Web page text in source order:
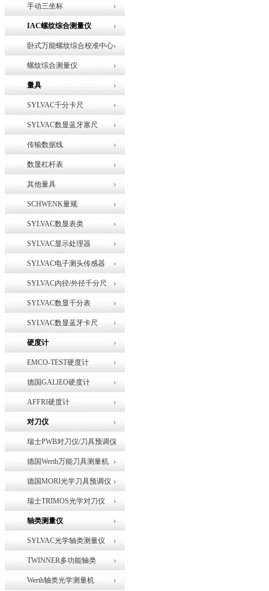
手动三坐标
IAC螺纹综合测量仪
卧式万能螺纹综合校准中心
螺纹综合测量仪
量具
SYLVAC千分卡尺
SYLVAC数显蓝牙塞尺
传输数据线
数显杠杆表
其他量具
SCHWENK量规
SYLVAC数显表类
SYLVAC显示处理器
SYLVAC电子测头传感器
SYLVAC内径/外径千分尺
SYLVAC数显千分表
SYLVAC数显蓝牙卡尺
硬度计
EMCO-TEST硬度计
德国GALIEO硬度计
AFFRI硬度计
对刀仪
瑞士PWB对刀仪/刀具预调仪
德国Werth万能刀具测量机
德国MORI光学刀具预调仪
瑞士TRIMOS光学对刀仪
轴类测量仪
SYLVAC光学轴类测量仪
TWINNER多功能轴类
Werth轴类光学测量机